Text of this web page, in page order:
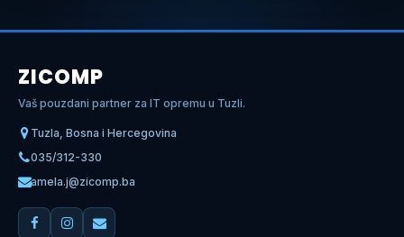
ZICOMP
Vaš pouzdani partner za IT opremu u Tuzli.
Tuzla, Bosna i Hercegovina
035/312-330
amela.j@zicomp.ba